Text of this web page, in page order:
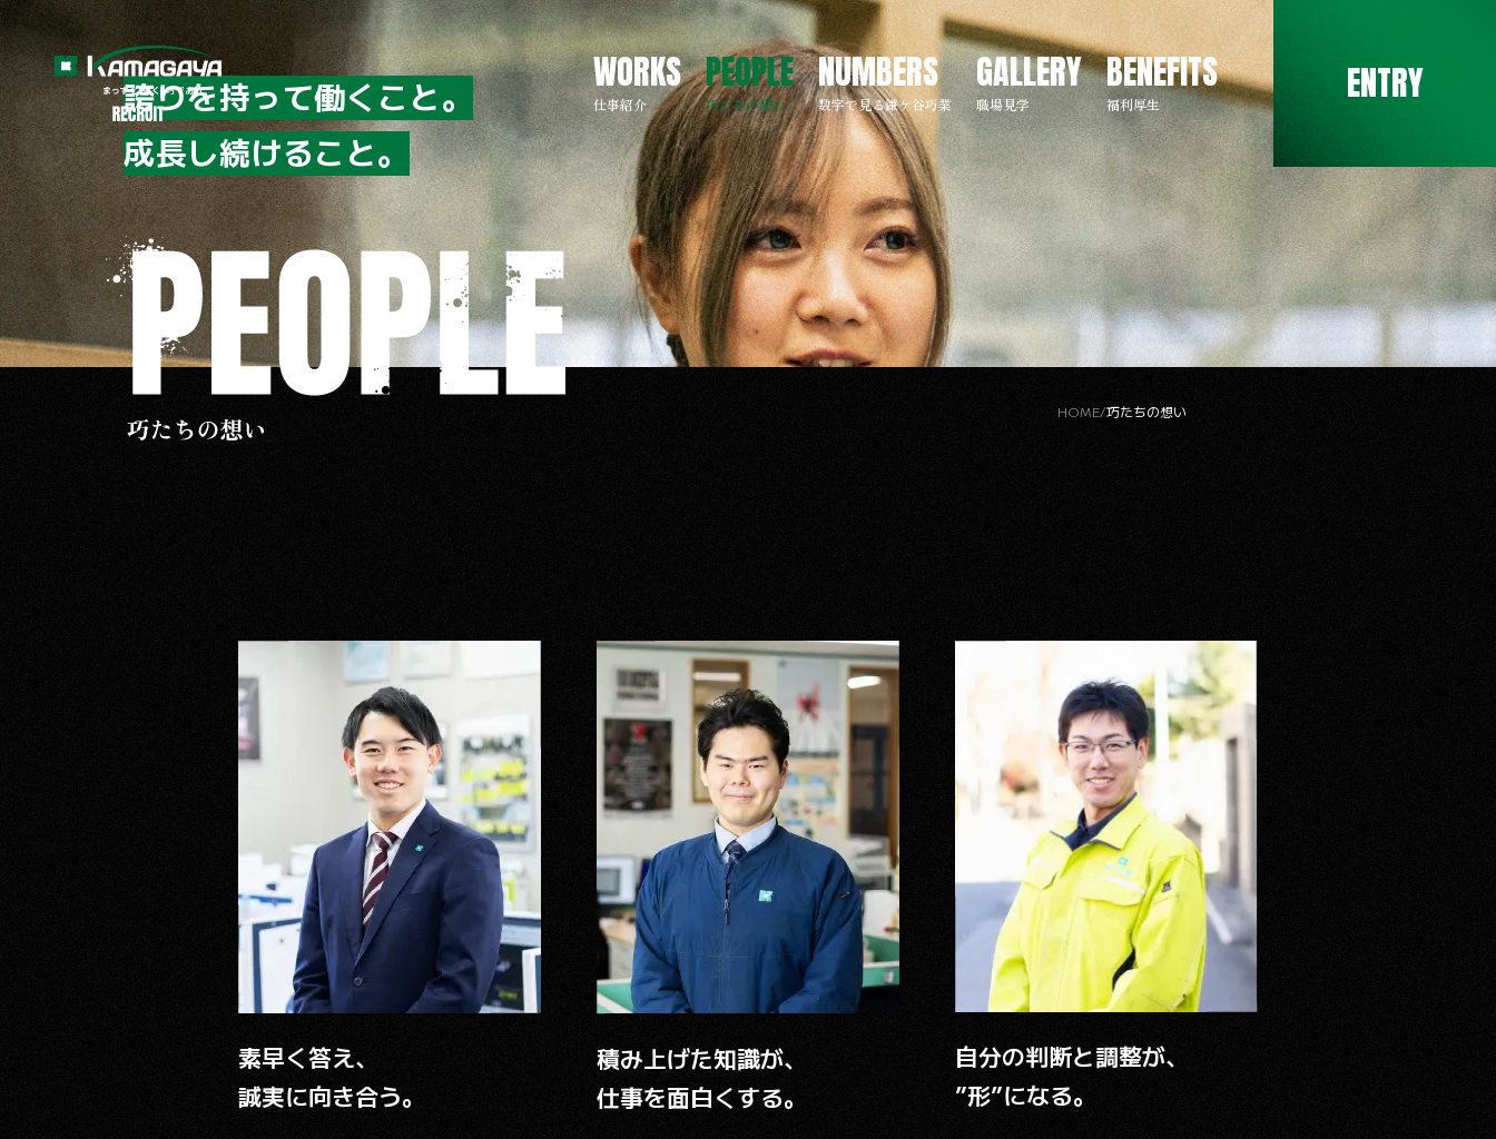
WORKS
仕事紹介
PEOPLE
巧たちの想い
NUMBERS
数字で見る鎌ケ谷巧業
GALLERY
職場見学
BENEFITS
福利厚生 ENTRY
誇りを持って働くこと。
成長し続けること。
HOME 巧たちの想い
素早く答え、
誠実に向き合う。
積み上げた知識が、
仕事を面白くする。
自分の判断と調整が、
”形”になる。